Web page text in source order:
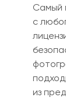
Самый
с
из